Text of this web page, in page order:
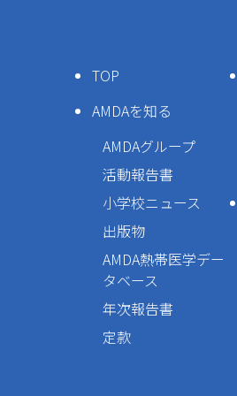
TOP
AMDAを知る
AMDAグループ
活動報告書
小学校ニュース
出版物
AMDA熱帯医学デー
タベース
年次報告書
定款